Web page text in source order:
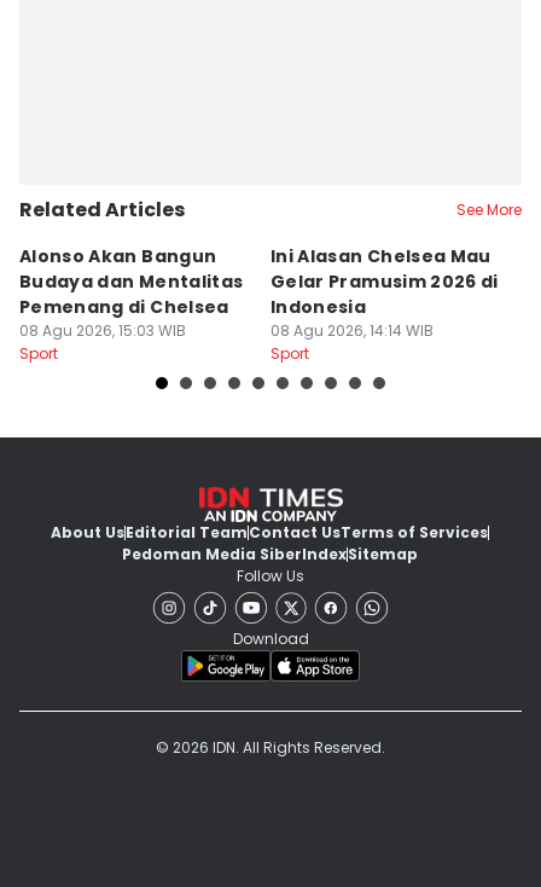
Related Articles See More
Alonso Akan Bangun
Budaya dan Mentalitas
Pemenang di Chelsea
08 Agu 2026, 15:03 WIB
Sport
Ini Alasan Chelsea Mau
Gelar Pramusim 2026 di
Indonesia
08 Agu 2026, 14:14 WIB
Sport
About UsEditorial TeamContact UsTerms of Services
Pedoman Media SiberIndexSitemap
Follow Us
Download
© 2026 IDN. All Rights Reserved.